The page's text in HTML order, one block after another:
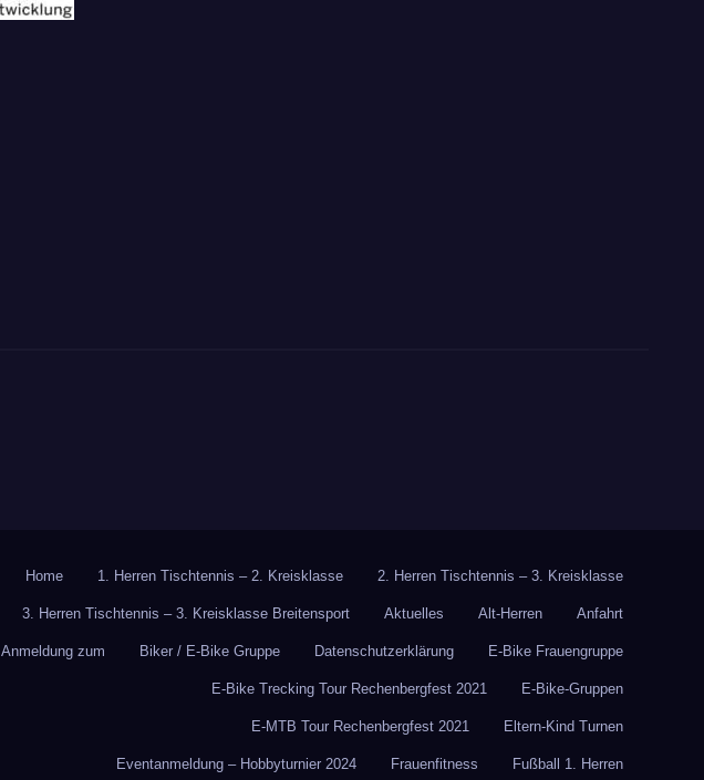
Home 1. Herren Tischtennis – 2. Kreisklasse 2. Herren Tischtennis – 3. Kreisklasse
3. Herren Tischtennis – 3. Kreisklasse Breitensport Aktuelles Alt-Herren Anfahrt
Anmeldung zum Biker / E-Bike Gruppe Datenschutzerklärung E-Bike Frauengruppe
E-Bike Trecking Tour Rechenbergfest 2021 E-Bike-Gruppen
E-MTB Tour Rechenbergfest 2021 Eltern-Kind Turnen
Eventanmeldung – Hobbyturnier 2024 Frauenfitness Fußball 1. Herren